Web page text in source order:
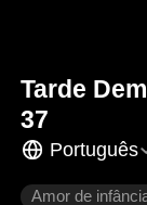
Tarde
37
Português
Amor de